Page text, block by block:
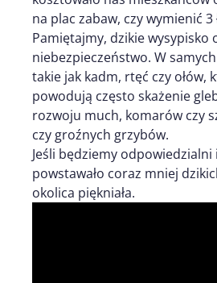
na plac zabaw, czy wymienić 3
Pamiętajmy, dzikie
niebezpieczeństwo. W
takie jak kadm, rtęć czy ołów,
powodują często skażenie
rozwoju much, komarów czy
czy groźnych grzybów.
Jeśli będziemy
powstawało coraz mniej
okolica piękniała.